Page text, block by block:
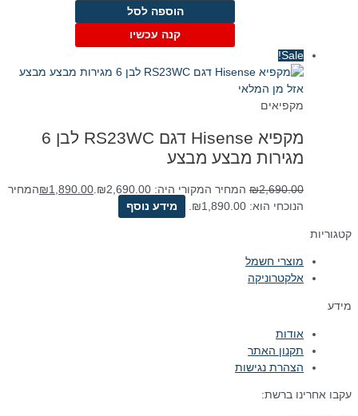
הוספה לסל
קנה עכשיו
Sale!
אזל מן המלאי
מקפיאים
מקפיא Hisense דגם RS23WC לבן 6
מגירות מבצע מבצע
₪2,690.00 המחיר המקורי היה: ₪2,690.00. ₪1,890.00
המחיר
הנוכחי הוא: ₪1,890.00.
מידע נוסף
קטגוריות
מוצרי חשמל
אלקטרוניקה
מידע
אודות
תקנון האתר
הצהרת נגישות
עקבו אחרינו ברשת: